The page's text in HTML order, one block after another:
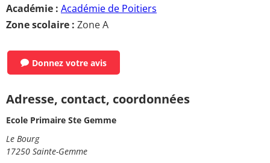
Académie : Académie de Poitiers
Zone scolaire : Zone A
Donnez votre avis
Adresse, contact, coordonnées
Ecole Primaire Ste Gemme
Le Bourg
17250 Sainte-Gemme